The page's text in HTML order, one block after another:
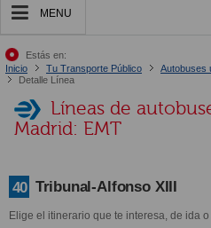
MENU
Estás en:
Inicio
Tu Transporte Público Autobuses
Detalle Línea
Líneas de
Madrid: EMT
40 Tribunal-Alfonso XIII
Elige el itinerario que te interesa, de ida o